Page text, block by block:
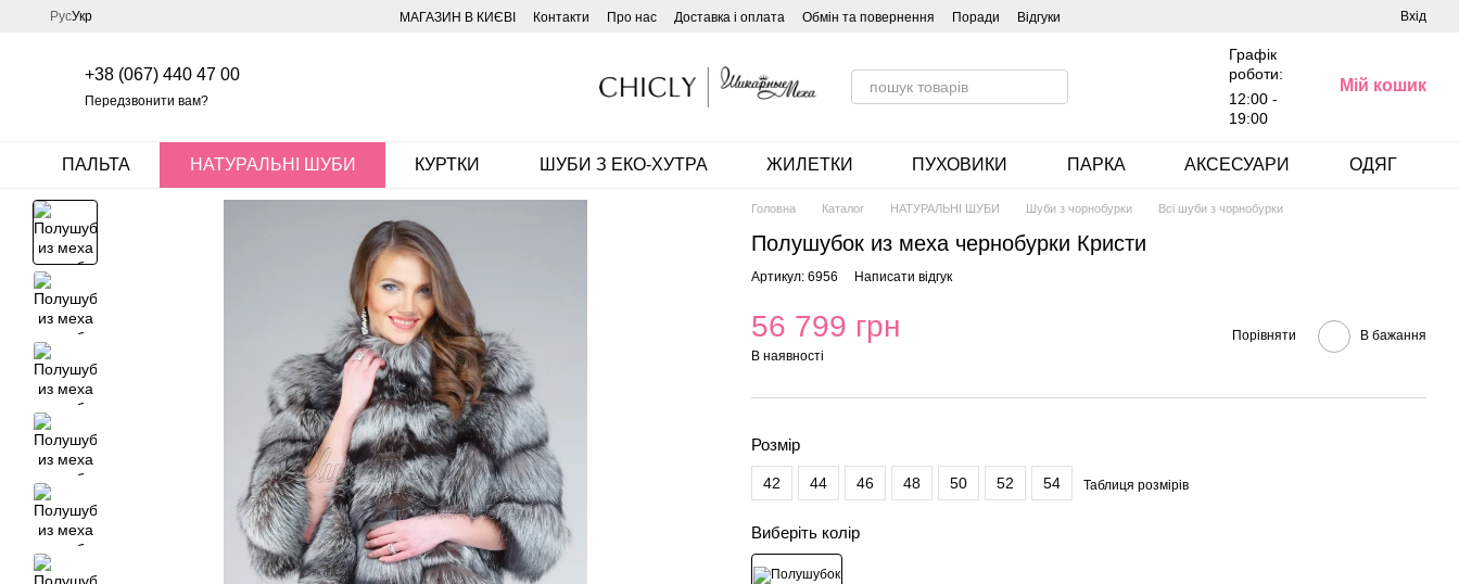
Перейти до основного контенту
РусУкр МАГАЗИН В КИЄВІ Контакти Про нас Доставка і оплата Обмін та повернення Поради Відгуки Вхід
+38 (067) 440 47 00
Передзвонити вам?
Графік
роботи:
12:00 -
19:00
Мій кошик
ПАЛЬТА НАТУРАЛЬНІ ШУБИ КУРТКИ ШУБИ З ЕКО-ХУТРА ЖИЛЕТКИ ПУХОВИКИ ПАРКА АКСЕСУАРИ ОДЯГ
Головна Каталог НАТУРАЛЬНІ ШУБИ Шуби з чорнобурки Всі шуби з чорнобурки
Полушубок из меха чернобурки Кристи
Артикул: 6956 Написати відгук
56 799 грн
В наявності
Порівняти В бажання
Розмір
42 44 46 48 50 52 54 Таблиця розмірів
Виберіть колір